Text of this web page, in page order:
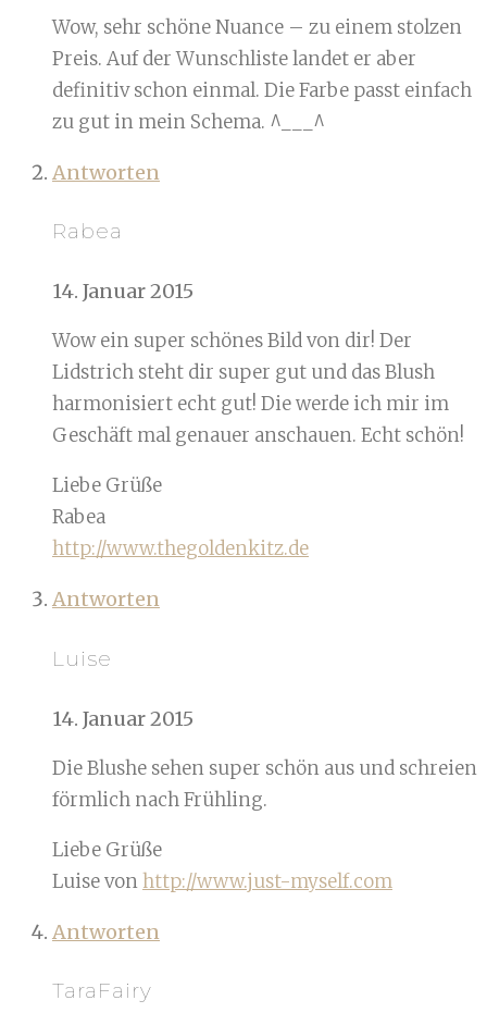
Wow, sehr schöne Nuance – zu einem stolzen
Preis. Auf der Wunschliste landet er aber
definitiv schon einmal. Die Farbe passt einfach
zu gut in mein Schema. ^___^
Antworten
Rabea
14. Januar 2015
Wow ein super schönes Bild von dir! Der
Lidstrich steht dir super gut und das Blush
harmonisiert echt gut! Die werde ich mir im
Geschäft mal genauer anschauen. Echt schön!
Liebe Grüße
Rabea
http://www.thegoldenkitz.de
Antworten
Luise
14. Januar 2015
Die Blushe sehen super schön aus und schreien
förmlich nach Frühling.
Liebe Grüße
Luise vonhttp://www.just-myself.com
Antworten
TaraFairy